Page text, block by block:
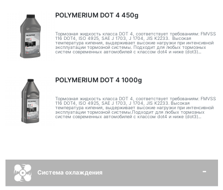
POLYMERIUM DOT 4 450g
Тормозная жидкость класса DOT 4, соответствует требованиям: FMVSS
116 DOT4, ISO 4925, SAE J 1703, J 1704, JIS K2233. Высокая
температура кипения, выдерживает высокие нагрузки при интенсивной
эксплуатации тормозной системы. Подходит для любых тормозных
систем современных автомобилей с классом dot4 и ниже (dot3)...
POLYMERIUM DOT 4 1000g
Тормозная жидкость класса DOT 4, соответствует требованиям: FMVSS
116 DOT4, ISO 4925, SAE J 1703, J 1704, JIS K2233. Высокая
температура кипения, выдерживает высокие нагрузки при интенсивной
эксплуатации тормозной системы.Подходит для любых тормозных
систем современных автомобилей с классом dot4 и ниже (dot3)...
Система охлаждения